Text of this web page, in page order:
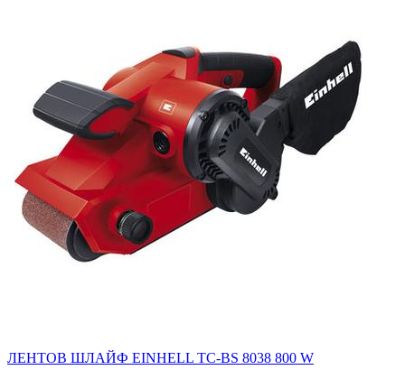
ЛЕНТОВ ШЛАЙФ EINHELL TC-BS 8038 800 W